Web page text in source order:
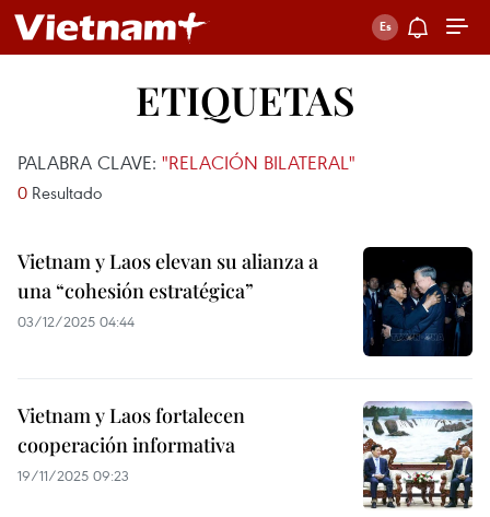
ETIQUETAS
PALABRA CLAVE: "RELACIÓN BILATERAL"
0 Resultado
Vietnam y Laos elevan su alianza a
una “cohesión estratégica”
03/12/2025 04:44
Vietnam y Laos fortalecen
cooperación informativa
19/11/2025 09:23